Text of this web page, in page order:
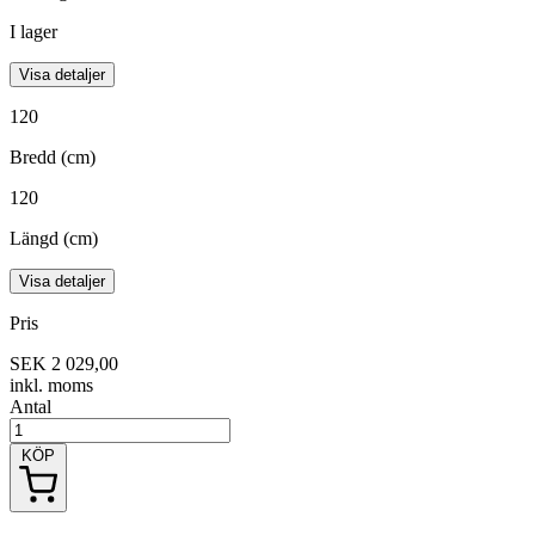
I lager
Visa detaljer
120
Bredd (cm)
120
Längd (cm)
Visa detaljer
Pris
SEK 2 029,00
inkl. moms
Antal
KÖP